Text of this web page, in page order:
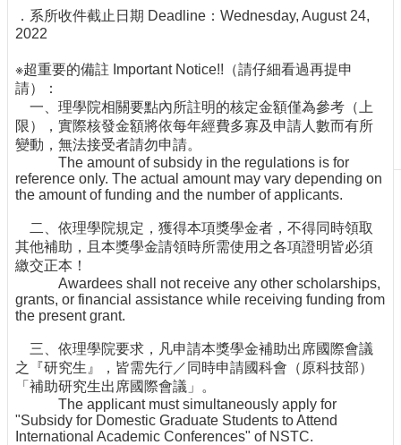
．系所收件截止日期 Deadline：Wednesday, August 24,
2022
※超重要的備註 Important Notice!!（請仔細看過再提申
請）：
一、理學院相關要點內所註明的核定金額僅為參考（上
限），實際核發金額將依每年經費多寡及申請人數而有所
變動，無法接受者請勿申請。
The amount of subsidy in the regulations is for
reference only. The actual amount may vary depending on
the amount of funding and the number of applicants.
二、依理學院規定，獲得本項獎學金者，不得同時領取
其他補助，且本獎學金請領時所需使用之各項證明皆必須
繳交正本！
Awardees shall not receive any other scholarships,
grants, or financial assistance while receiving funding from
the present grant.
三、依理學院要求，凡申請本獎學金補助出席國際會議
之『研究生』，皆需先行／同時申請國科會（原科技部）
「補助研究生出席國際會議」。
The applicant must simultaneously apply for
"Subsidy for Domestic Graduate Students to Attend
International Academic Conferences" of NSTC.